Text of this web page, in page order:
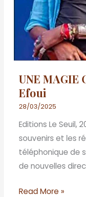
UNE MAGIE
Efoui
28/03/2025
Editions Le Seuil,
souvenirs et les
téléphonique de
de nouvelles
Read More »